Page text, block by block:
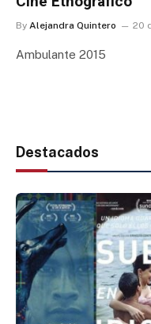
By Alejandra Quintero 20
Ambulante 2015
Destacados